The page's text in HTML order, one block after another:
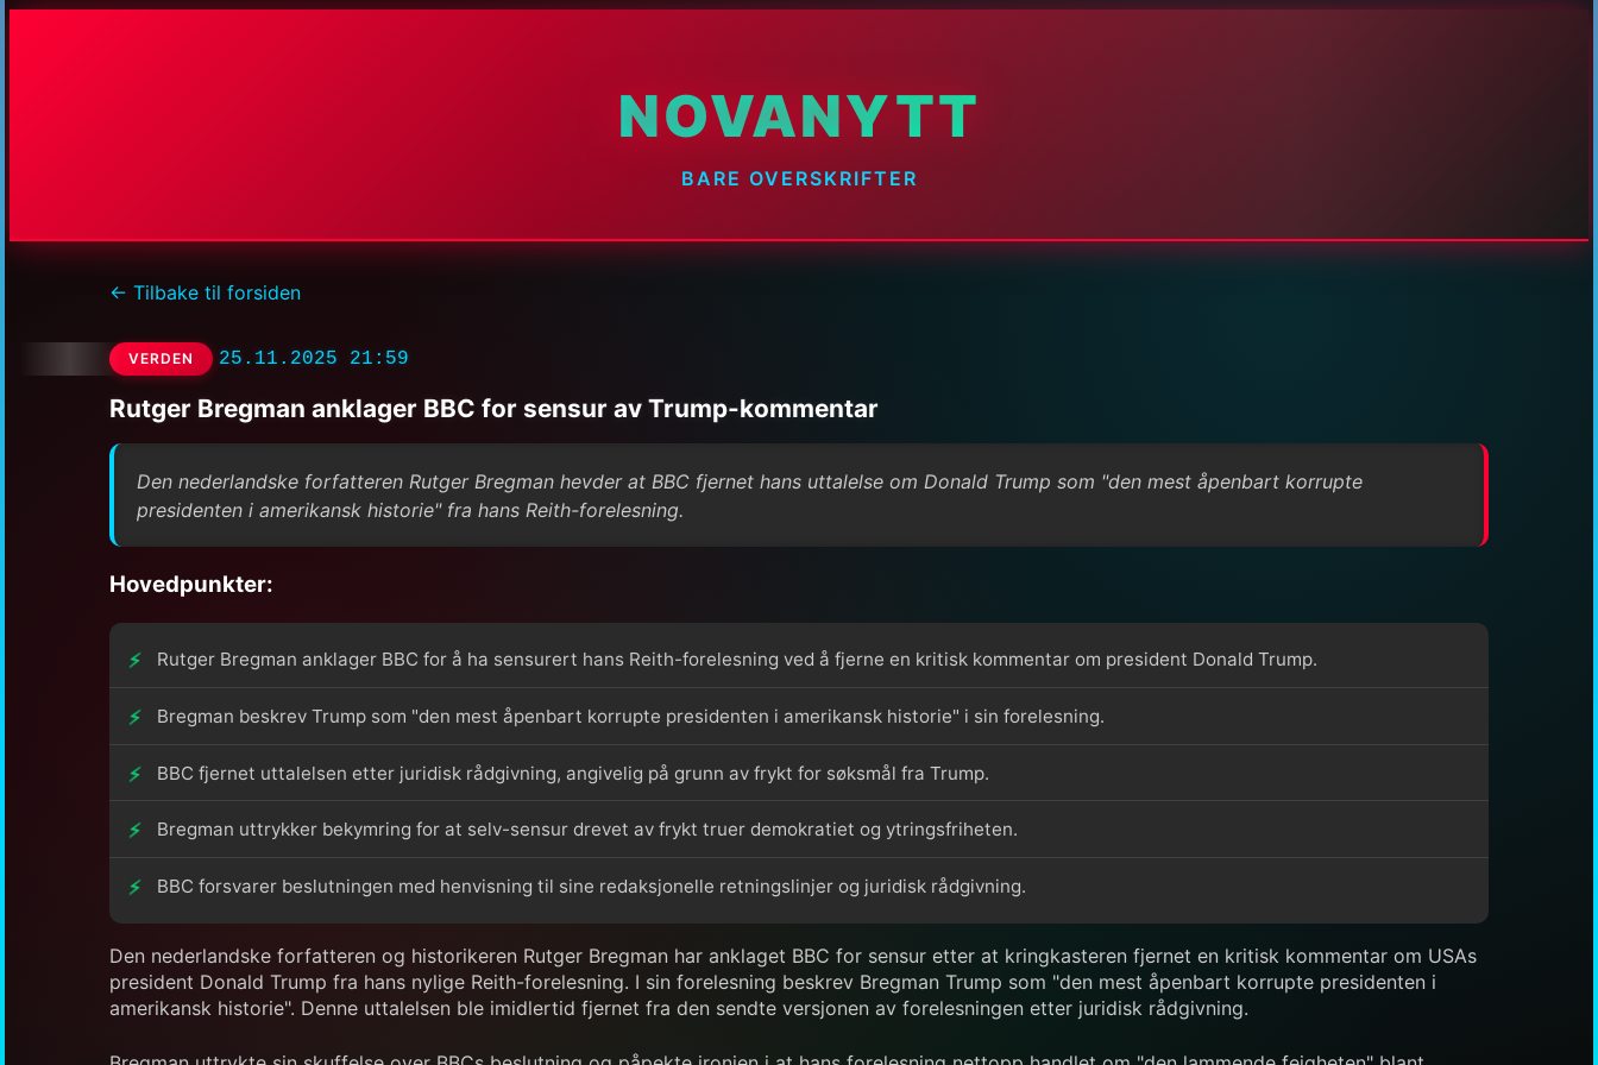
NOVANYTT
BARE OVERSKRIFTER
← Tilbake til forsiden
VERDEN 25.11.2025 21:59
Rutger Bregman anklager BBC for sensur av Trump-kommentar
Den nederlandske forfatteren Rutger Bregman hevder at BBC fjernet hans uttalelse om Donald Trump som "den mest åpenbart korrupte
presidenten i amerikansk historie" fra hans Reith-forelesning.
Hovedpunkter:
Rutger Bregman anklager BBC for å ha sensurert hans Reith-forelesning ved å fjerne en kritisk kommentar om president Donald Trump.
Bregman beskrev Trump som "den mest åpenbart korrupte presidenten i amerikansk historie" i sin forelesning.
BBC fjernet uttalelsen etter juridisk rådgivning, angivelig på grunn av frykt for søksmål fra Trump.
Bregman uttrykker bekymring for at selv-sensur drevet av frykt truer demokratiet og ytringsfriheten.
BBC forsvarer beslutningen med henvisning til sine redaksjonelle retningslinjer og juridisk rådgivning.
Den nederlandske forfatteren og historikeren Rutger Bregman har anklaget BBC for sensur etter at kringkasteren fjernet en kritisk kommentar om USAs
president Donald Trump fra hans nylige Reith-forelesning. I sin forelesning beskrev Bregman Trump som "den mest åpenbart korrupte presidenten i
amerikansk historie". Denne uttalelsen ble imidlertid fjernet fra den sendte versjonen av forelesningen etter juridisk rådgivning.